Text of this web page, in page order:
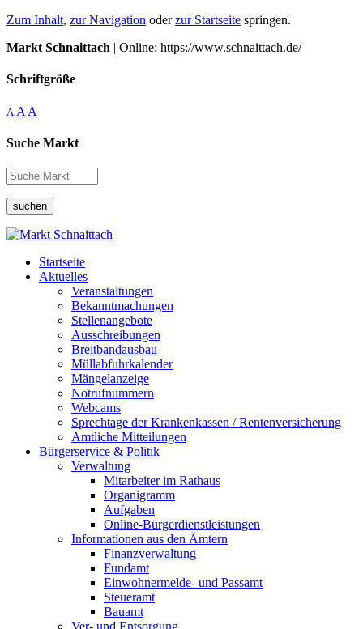
Zum Inhalt, zur Navigation oderzur Startseite springen.
Markt Schnaittach | Online: https://www.schnaittach.de/
Schriftgröße
A A A
Suche Markt
suchen
Startseite
Aktuelles
Veranstaltungen
Bekanntmachungen
Stellenangebote
Ausschreibungen
Breitbandausbau
Müllabfuhrkalender
Mängelanzeige
Notrufnummern
Webcams
Sprechtage der Krankenkassen / Rentenversicherung
Amtliche Mitteilungen
Bürgerservice & Politik
Verwaltung
Mitarbeiter im Rathaus
Organigramm
Aufgaben
Online-Bürgerdienstleistungen
Informationen aus den Ämtern
Finanzverwaltung
Fundamt
Einwohnermelde- und Passamt
Steueramt
Bauamt
Ver- und Entsorgung